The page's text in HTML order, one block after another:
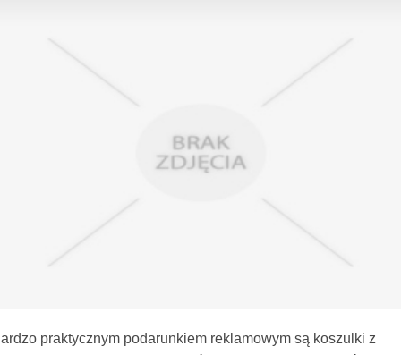
praktycznym podarunkiem reklamowym są koszulki z